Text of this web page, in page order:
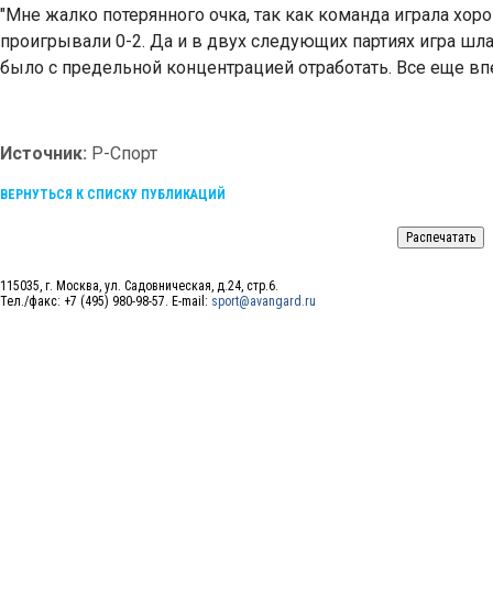
"Мне жалко потерянного очка, так как команда играла
проигрывали 0-2. Да и в двух следующих партиях игра
было с предельной концентрацией отработать. Все еще
Источник: Р-Спорт
ВЕРНУТЬСЯ К СПИСКУ ПУБЛИКАЦИЙ
115035, г. Москва, ул. Садовническая, д.24, стр.6.
Тел./факс: +7 (495) 980-98-57. E-mail: sport@avangard.ru